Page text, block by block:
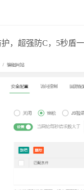
，超强防C，5秒盾